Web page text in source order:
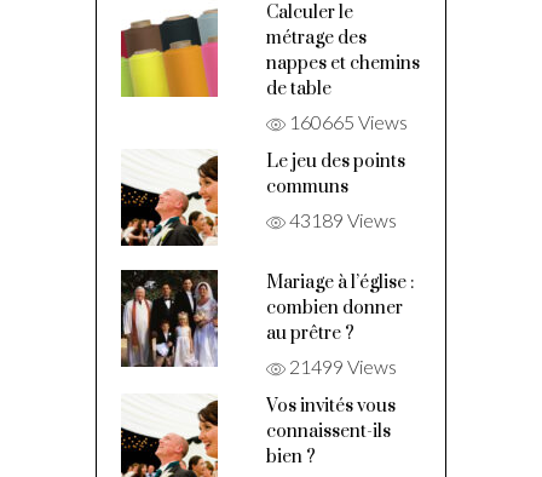
Calculer le
métrage des
nappes et chemins
de table
160665 Views
Le jeu des points
communs
43189 Views
Mariage à l’église :
combien donner
au prêtre ?
21499 Views
Vos invités vous
connaissent-ils
bien ?